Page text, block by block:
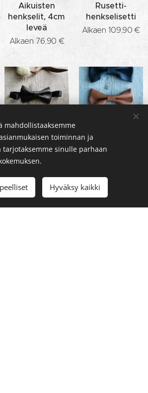
Aikuisten
henkselit, 4cm
leveä
Alkaen 76,90 €
Rusetti-
henkselisetti
Alkaen109,90 €
Lasten rusetit
37,00
aikuisille ja
Alkaen
mahdollistaaksemme
toiminnan ja
sinulle parhaan
Hyväksy kaikki